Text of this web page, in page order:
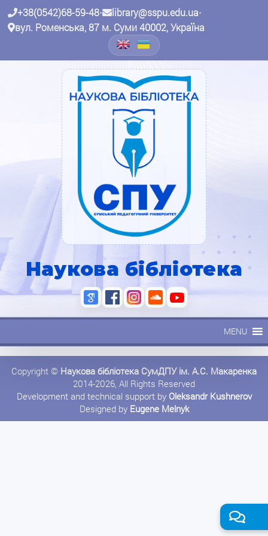
+38(0542)68-59-48• library@sspu.edu.ua•
вул. Роменська, 87 м. Суми 40002, Україна
Наукова бібліотека
MENU
Copyright © Наукова бібліотека СумДПУ ім. А.С. Макаренка
2014-2026, All Rights Reserved
Development and technical support by Oleksandr Kushnerov
Designed by Eugene Melnyk